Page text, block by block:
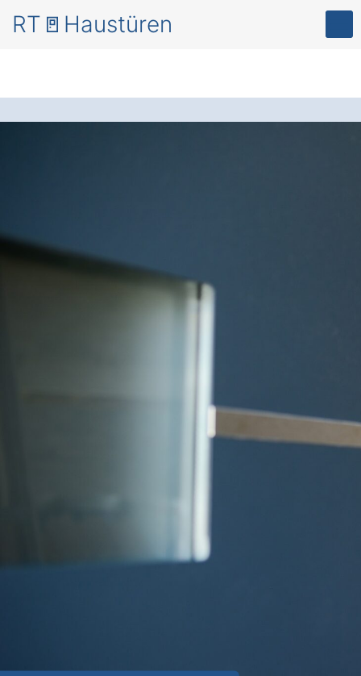
RT🚪Haustüren
Energieeffizienz – mit
modernenHaustüren
in Warthausen
Galmutshöfen
Zuhause in Warthausen Galmutshöfen
und sparen Sie gleichzeitig
✅ Verbesserter Einbruchschutz und